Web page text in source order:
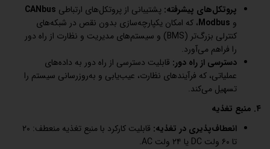
پروتکل‌های پیشرفته: پشتیبانی از پروتکل‌های ارتباطی CANbus
و Modbus، که امکان یکپارچه‌سازی بدون نقص در شبکه‌های
کنترلی بزرگ‌تر (BMS) و سیستم‌های مدیریت و نظارت از راه دور
را فراهم می‌آورد.
دسترسی از راه دور: قابلیت دسترسی از راه دور به داده‌های
عملیاتی، که فرآیندهای نظارت، عیب‌یابی و به‌روزرسانی سیستم را
تسهیل می‌کند.
۴. منبع تغذیه
انعطاف‌پذیری در تغذیه:
قابلیت کارکرد با منبع تغذیه منعطف: ۲۰
تا ۶۰ ولت DC یا ۲۴ ولت AC.